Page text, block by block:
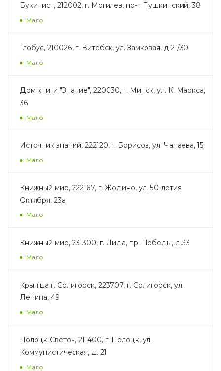
Букинист, 212002, г. Могилев, пр-т Пушкинский, 38
Мало
Глобус, 210026, г. Витебск, ул. Замковая, д.21/30
Мало
Дом книги "Знание", 220030, г. Минск, ул. К. Маркса,
36
Мало
Источник знаний, 222120, г. Борисов, ул. Чапаева, 15
Мало
Книжный мир, 222167, г. Жодино, ул. 50-летия
Октября, 23а
Мало
Книжный мир, 231300, г. Лида, пр. Победы, д.33
Мало
Крынiца г. Солигорск, 223707, г. Солигорск, ул.
Ленина, 49
Мало
Полоцк-Светоч, 211400, г. Полоцк, ул.
Коммунистическая, д. 21
Мало